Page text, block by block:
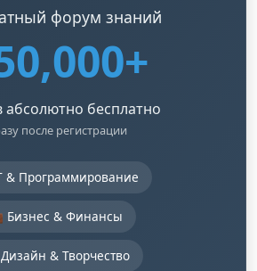
форум знаний
абсолютно бесплатно
после регистрации
& Программирование
Бизнес & Финансы
& Творчество